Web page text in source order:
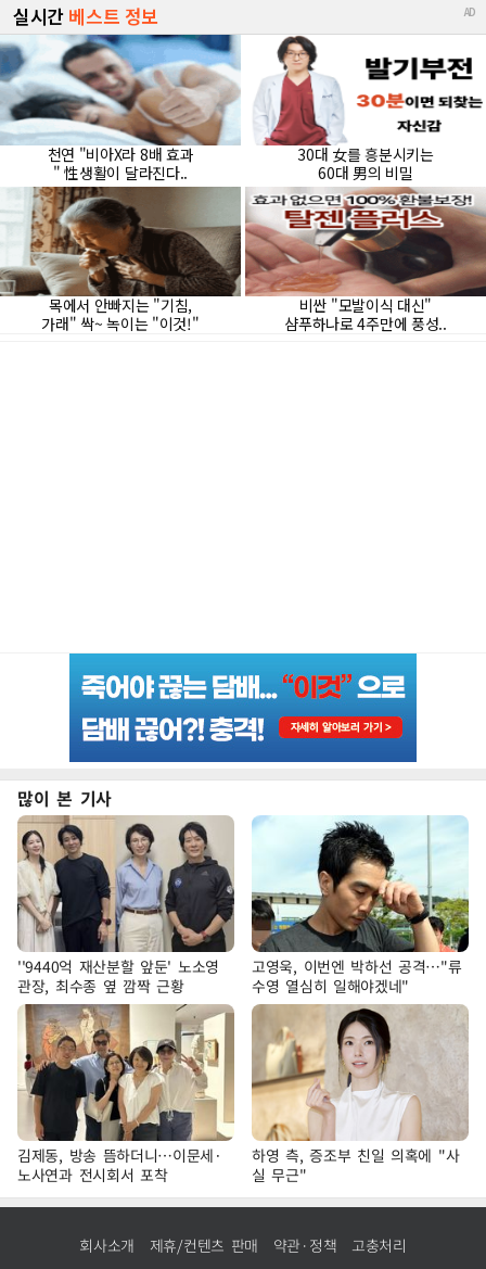
많이 본 기사
''9440억 재산분할 앞둔' 노소영
관장, 최수종 옆 깜짝 근황
고영욱, 이번엔 박하선 공격…"류
수영 열심히 일해야겠네"
김제동, 방송 뜸하더니…이문세·
노사연과 전시회서 포착
하영 측, 증조부 친일 의혹에 "사
실 무근"
회사소개 제휴/컨텐츠 판매 약관·정책 고충처리